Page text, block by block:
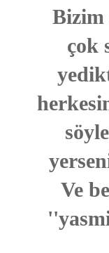
Bizim
çok
Ve